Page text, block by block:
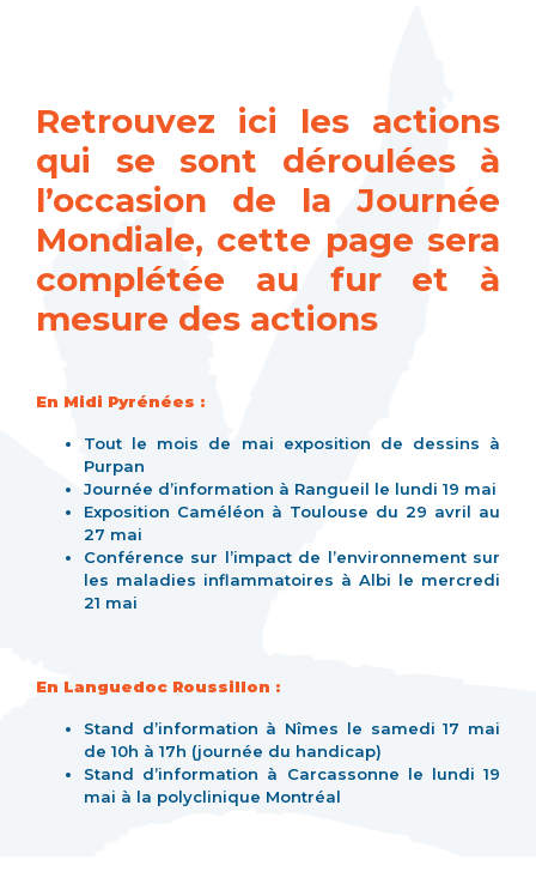
Retrouvez ici les actions
qui se sont déroulées à
l’occasion de la Journée
Mondiale, cette page sera
complétée au fur et à
mesure des actions
En Midi Pyrénées :
Tout le mois de mai exposition de dessins à
Purpan
Journée d’information à Rangueil le lundi 19 mai
Exposition Caméléon à Toulouse du 29 avril au
27 mai
Conférence sur l’impact de l’environnement sur
les maladies inflammatoires à Albi le mercredi
21 mai
En Languedoc Roussillon :
Stand d’information à Nîmes le samedi 17 mai
de 10h à 17h (journée du handicap)
Stand d’information à Carcassonne le lundi 19
mai à la polyclinique Montréal